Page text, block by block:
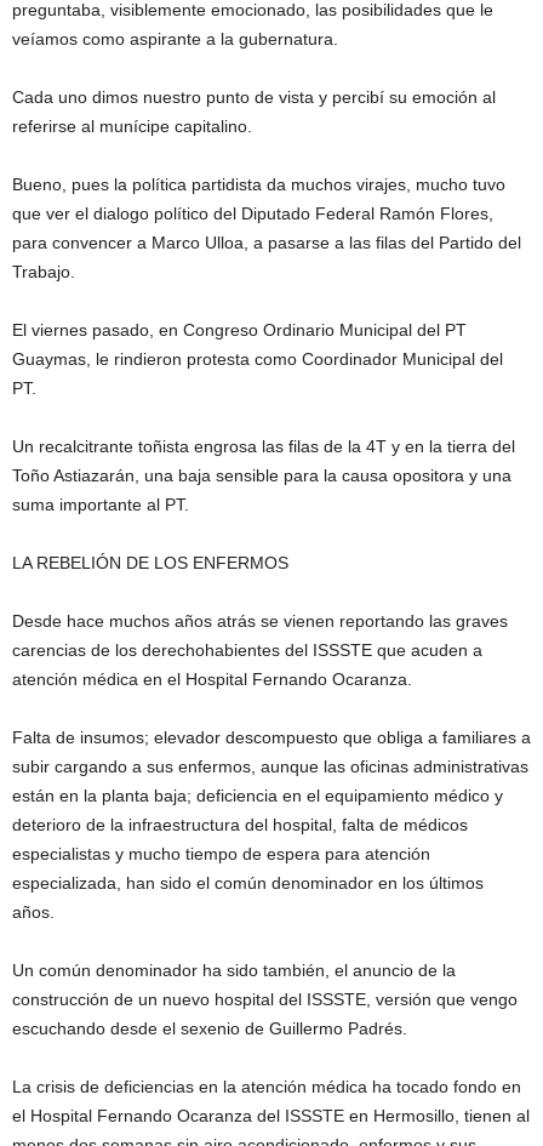
preguntaba, visiblemente emocionado, las posibilidades que le
veíamos como aspirante a la gubernatura.
Cada uno dimos nuestro punto de vista y percibí su emoción al
referirse al munícipe capitalino.
Bueno, pues la política partidista da muchos virajes, mucho tuvo
que ver el dialogo político del Diputado Federal Ramón Flores,
para convencer a Marco Ulloa, a pasarse a las filas del Partido del
Trabajo.
El viernes pasado, en Congreso Ordinario Municipal del PT
Guaymas, le rindieron protesta como Coordinador Municipal del
PT.
Un recalcitrante toñista engrosa las filas de la 4T y en la tierra del
Toño Astiazarán, una baja sensible para la causa opositora y una
suma importante al PT.
LA REBELIÓN DE LOS ENFERMOS
Desde hace muchos años atrás se vienen reportando las graves
carencias de los derechohabientes del ISSSTE que acuden a
atención médica en el Hospital Fernando Ocaranza.
Falta de insumos; elevador descompuesto que obliga a familiares a
subir cargando a sus enfermos, aunque las oficinas administrativas
están en la planta baja; deficiencia en el equipamiento médico y
deterioro de la infraestructura del hospital, falta de médicos
especialistas y mucho tiempo de espera para atención
especializada, han sido el común denominador en los últimos
años.
Un común denominador ha sido también, el anuncio de la
construcción de un nuevo hospital del ISSSTE, versión que vengo
escuchando desde el sexenio de Guillermo Padrés.
La crisis de deficiencias en la atención médica ha tocado fondo en
el Hospital Fernando Ocaranza del ISSSTE en Hermosillo, tienen al